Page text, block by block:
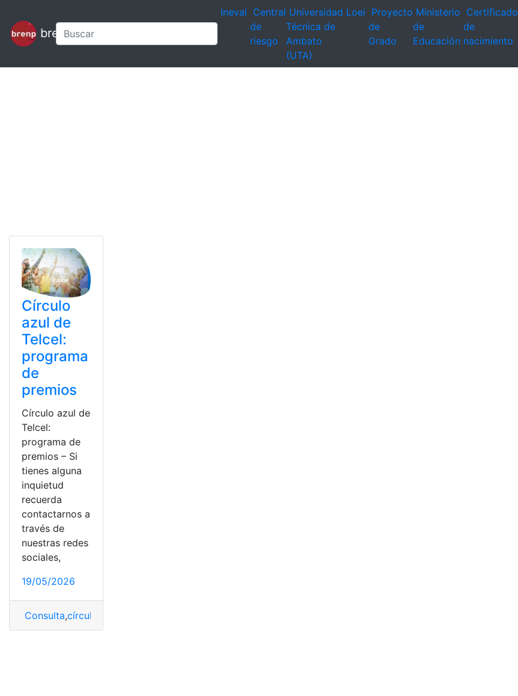
brenp
Ineval Central
de
riesgo
Universidad
Técnica de
Ambato
(UTA)
Loei Proyecto
de
Grado
Ministerio
de
Educación
Certificado
de
nacimiento
Círculo
azul de
Telcel:
programa
de
premios
Círculo azul de
Telcel:
programa de
premios – Si
tienes alguna
inquietud
recuerda
contactarnos a
través de
nuestras redes
sociales,
19/05/2026
Consulta,círculo